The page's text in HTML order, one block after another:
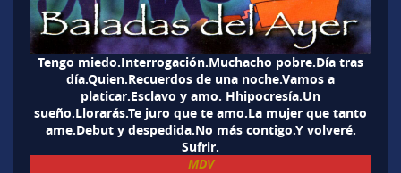
Tengo miedo.Interrogación.Muchacho pobre.Día tras
día.Quien.Recuerdos de una noche.Vamos a
platicar.Esclavo y amo. Hhipocresía.Un
sueño.Llorarás.Te juro que te amo.La mujer que tanto
ame.Debut y despedida.No más contigo.Y volveré.
Sufrir.
MDV